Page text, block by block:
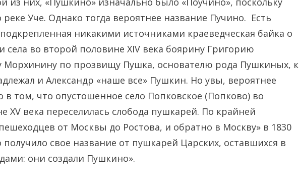
Уче. Однако тогда вероятнее название Пучино. Есть
никакими источниками краеведческая байка о
села во второй половине XIV века боярину Григорию
Морхинину по прозвищу Пушка, основателю рода Пушкиных, к
и Александр «наше все» Пушкин. Но увы, вероятнее
в том, что опустошенное село Попковское (Попково) во
XV века переселилась слобода пушкарей. По крайней
от Москвы до Ростова, и обратно в Москву» в 1830
получило свое название от пушкарей Царских, оставшихся в
они создали Пушкино».